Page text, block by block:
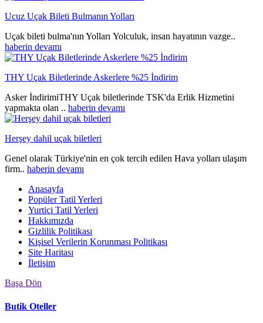
Ucuz Uçak Bileti Bulmanın Yolları
Uçak bileti bulma'nın Yolları Yolculuk, insan hayatının vazge..
haberin devamı
THY Uçak Biletlerinde Askerlere %25 İndirim
Asker İndirimiTHY Uçak biletlerinde TSK'da Erlik Hizmetini
yapmakta olan .. haberin devamı
Herşey dahil uçak biletleri
Genel olarak Türkiye'nin en çok tercih edilen Hava yolları ulaşım
firm.. haberin devamı
Anasayfa
Popüler Tatil Yerleri
Yurtiçi Tatil Yerleri
Hakkımızda
Gizlilik Politikası
Kişisel Verilerin Korunması Politikası
Site Haritası
İletişim
Başa Dön
Butik Oteller